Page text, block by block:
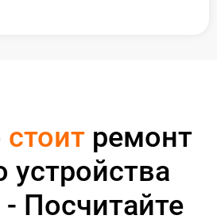
стоитремонт
устройства
- Посчитайте